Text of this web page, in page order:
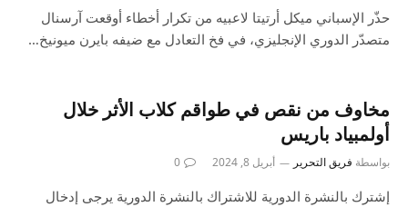
حذّر الإسباني ميكل أرتيتا لاعبيه من تكرار أخطاء أوقعت آرسنال
متصدّر الدوري الإنجليزي، في فخ التعادل مع ضيفه بايرن ميونيخ…
مخاوف من نقص في طواقم كلاب الأثر خلال
أولمبياد باريس
بواسطة فريق التحرير أبريل 8, 2024 0
إشترك بالنشرة الدورية للاشتراك بالنشرة الدورية يرجى إدخال